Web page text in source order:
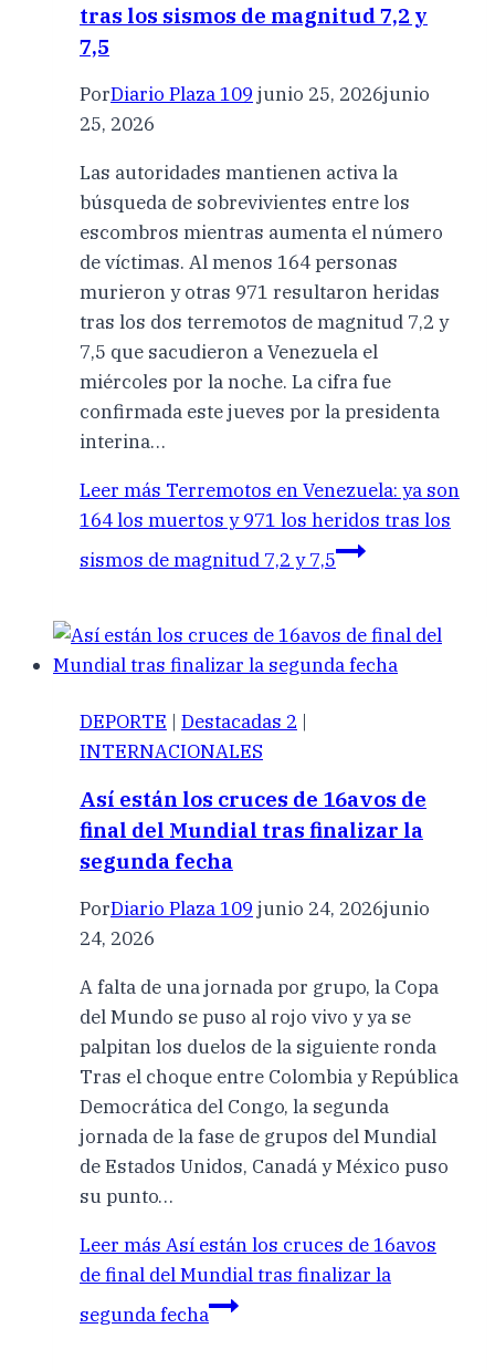
tras los sismos de magnitud 7,2 y
7,5
PorDiario Plaza 109 junio 25, 2026junio
25, 2026
Las autoridades mantienen activa la
búsqueda de sobrevivientes entre los
escombros mientras aumenta el número
de víctimas. Al menos 164 personas
murieron y otras 971 resultaron heridas
tras los dos terremotos de magnitud 7,2 y
7,5 que sacudieron a Venezuela el
miércoles por la noche. La cifra fue
confirmada este jueves por la presidenta
interina…
Leer más Terremotos en Venezuela: ya son
164 los muertos y 971 los heridos tras los
sismos de magnitud 7,2 y 7,5
DEPORTE | Destacadas 2 |
INTERNACIONALES
Así están los cruces de 16avos de
final del Mundial tras finalizar la
segunda fecha
PorDiario Plaza 109 junio 24, 2026junio
24, 2026
A falta de una jornada por grupo, la Copa
del Mundo se puso al rojo vivo y ya se
palpitan los duelos de la siguiente ronda
Tras el choque entre Colombia y República
Democrática del Congo, la segunda
jornada de la fase de grupos del Mundial
de Estados Unidos, Canadá y México puso
su punto…
Leer más Así están los cruces de 16avos
de final del Mundial tras finalizar la
segunda fecha